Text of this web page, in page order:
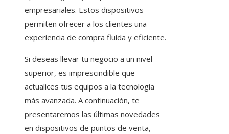
empresariales. Estos dispositivos
permiten ofrecer a los clientes una
experiencia de compra fluida y eficiente.
Si deseas llevar tu negocio a un nivel
superior, es imprescindible que
actualices tus equipos a la tecnología
más avanzada. A continuación, te
presentaremos las últimas novedades
en dispositivos de puntos de venta,